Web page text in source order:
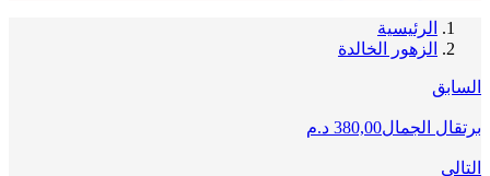
الرئيسية
الزهور الخالدة
السابق
برتقال الجمال380,00 د.م
التالي